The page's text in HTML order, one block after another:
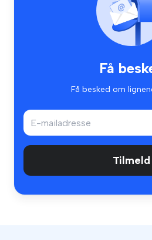
Få
Få besked om
Tilmeld